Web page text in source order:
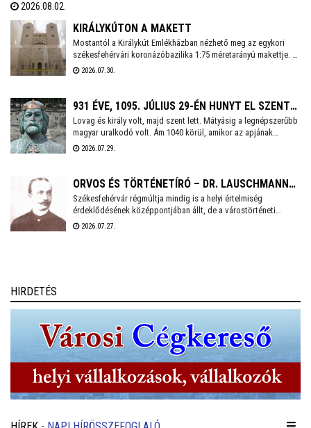
amelyeken kisebb-nagyobb szőlőhegyi lakokat, több esetben
neves építészek által tervezett villákat építtettek, kereszteket és
más emlékeket emeltek. A környéket egy rövidebb sétával bejárva
számos érdekességre bukkanhatunk.
2026.08.02.
KIRÁLYKÚTON A MAKETT
Mostantól a Királykút Emlékházban nézhető meg az egykori
székesfehérvári koronázóbazilika 1:75 méretarányú makettje. A
hatalmas templom 12. századi állapotát bemutató – még 2013-
önkormányzati képviselő vette át csütörtökön.
2026.07.30.
931 ÉVE, 1095. JÚLIUS 29-ÉN HUNYT EL SZENT
LÁSZLÓ KIRÁLY
Lovag és király volt, majd szent lett. Mátyásig a legnépszerűbb
magyar uralkodó volt. Ám 1040 körül, amikor az apjának
menedéket adó Lengyelországban világra jött, Géza nevű bátyja
évvel ezelőtt e napon hunyt el.
2026.07.29.
ORVOS ÉS TÖRTÉNETÍRÓ – DR. LAUSCHMANN
GYULA, VÁROSÁNAK SZERELMESE
Székesfehérvár régmúltja mindig is a helyi értelmiség
érdeklődésének középpontjában állt, de a várostörténeti
kutatások igazán a 19. század második felében kaptak
2026.07.27.
HIRDETÉS